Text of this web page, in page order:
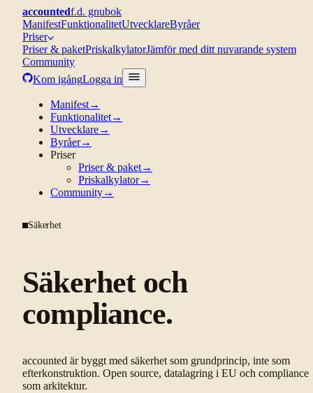
accountedf.d. gnubok
ManifestFunktionalitetUtvecklareByråer
Priser
Priser & paketPriskalkylatorJämför med ditt nuvarande system
Community
Kom igångLogga in
Manifest→
Funktionalitet→
Utvecklare→
Byråer→
Priser
Priser & paket→
Priskalkylator→
Community→
Säkerhet
Säkerhet och
compliance.
accounted är byggt med säkerhet som grundprincip, inte som
efterkonstruktion. Open source, datalagring i EU och compliance
som arkitektur.